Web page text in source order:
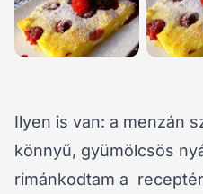
Ilyen is van: a menzán
könnyű, gyümölcsös
rimánkodtam a